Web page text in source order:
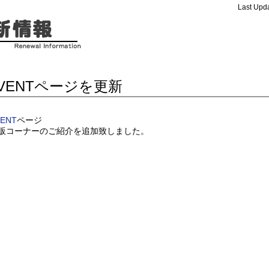
Last
ページを更新
ページ
コーナーのご紹介を追加致しました。